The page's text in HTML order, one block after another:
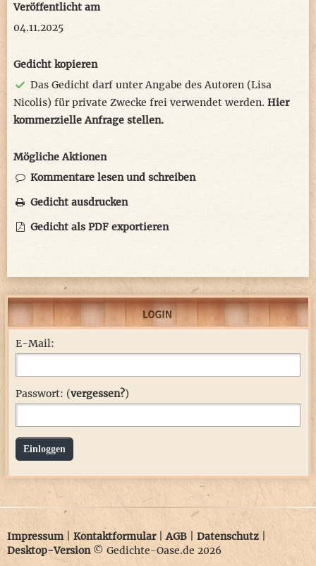
Veröffentlicht am
04.11.2025
Gedicht kopieren
Das Gedicht darf unter Angabe des Autoren (Lisa
Nicolis) für private Zwecke frei verwendet werden. Hier
kommerzielle Anfrage stellen.
Mögliche Aktionen
Kommentare lesen und schreiben
Gedicht ausdrucken
Gedicht als PDF exportieren
E-Mail:
Passwort: (vergessen?)
Einloggen
Impressum| Kontaktformular|AGB Datenschutz
Desktop-Version© Gedichte-Oase.de 2026